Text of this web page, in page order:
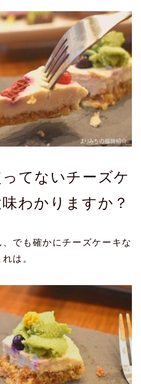
てないチーズケ
わかりますか？
でも確かにチーズケーキな
は。